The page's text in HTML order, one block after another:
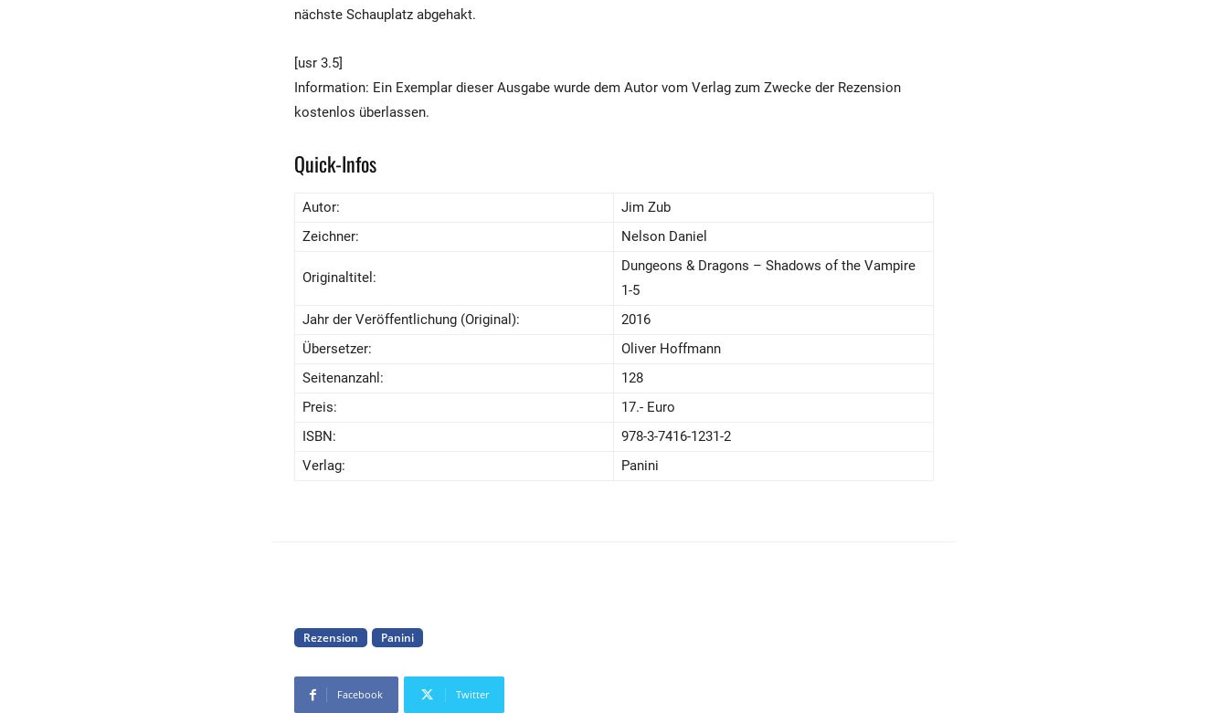
nächste Schauplatz abgehakt.
[usr 3.5]
Information: Ein Exemplar dieser Ausgabe wurde dem Autor vom Verlag zum Zwecke der Rezension
kostenlos überlassen.
Quick-Infos
Autor:
Jim Zub
Zeichner:
Nelson Daniel
Originaltitel:
Dungeons & Dragons – Shadows of the Vampire
1-5
Jahr der Veröffentlichung (Original):
2016
Übersetzer:
Oliver Hoffmann
Seitenanzahl:
128
Preis:
17.- Euro
ISBN:
978-3-7416-1231-2
Verlag:
Panini
Rezension Panini
Facebook Twitter